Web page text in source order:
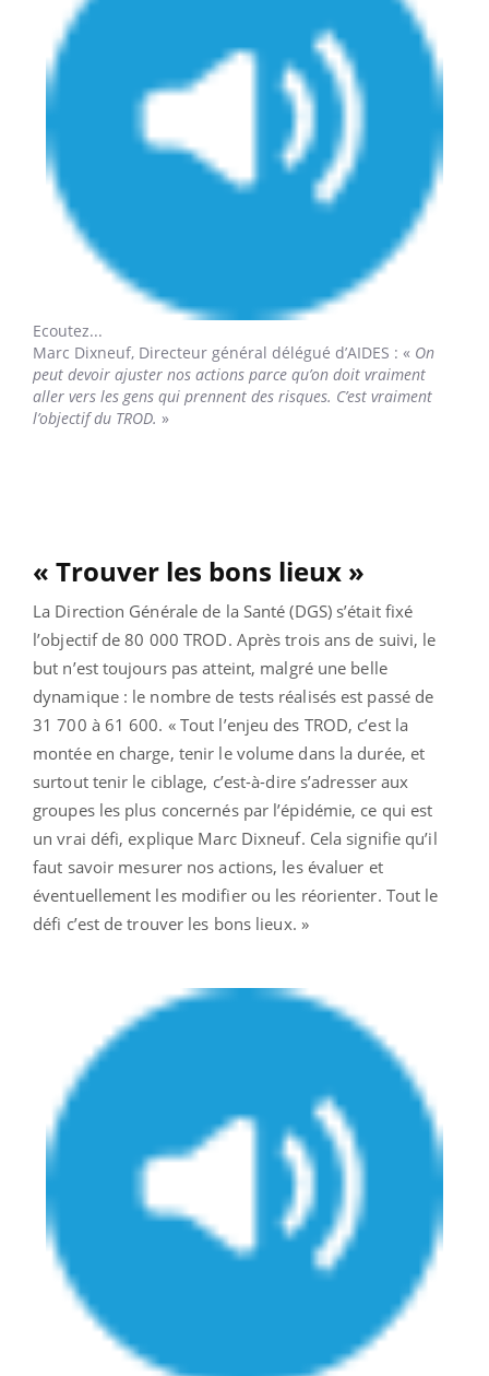
Ecoutez...
Marc Dixneuf, Directeur général délégué d’AIDES : « On
peut devoir ajuster nos actions parce qu’on doit vraiment
aller vers les gens qui prennent des risques. C’est vraiment
l’objectif du TROD. »
« Trouver les bons lieux »
La Direction Générale de la Santé (DGS) s’était fixé
l’objectif de 80 000 TROD. Après trois ans de suivi, le
but n’est toujours pas atteint, malgré une belle
dynamique : le nombre de tests réalisés est passé de
31 700 à 61 600. « Tout l’enjeu des TROD, c’est la
montée en charge, tenir le volume dans la durée, et
surtout tenir le ciblage, c’est-à-dire s’adresser aux
groupes les plus concernés par l’épidémie, ce qui est
un vrai défi, explique Marc Dixneuf. Cela signifie qu’il
faut savoir mesurer nos actions, les évaluer et
éventuellement les modifier ou les réorienter. Tout le
défi c’est de trouver les bons lieux. »